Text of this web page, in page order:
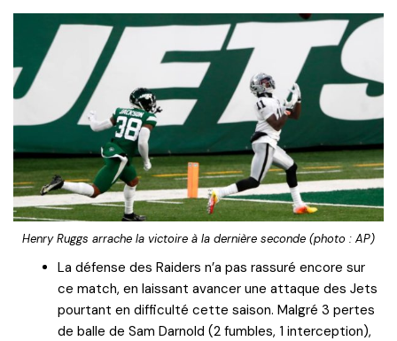
Henry Ruggs arrache la victoire à la dernière seconde (photo : AP)
La défense des Raiders n’a pas rassuré encore sur
ce match, en laissant avancer une attaque des Jets
pourtant en difficulté cette saison. Malgré 3 pertes
de balle de Sam Darnold (2 fumbles, 1 interception),